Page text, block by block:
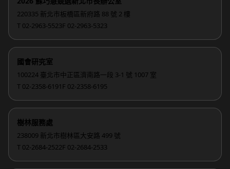
220335 新北市板橋區新府路 88 號 2 樓
T 02-2963-5523F 02-2963-5323
國會研究室
100224 臺北市中正區濟南路一段 3-1 號 1007 室
T 02-2358-6191 F 02-2358-6195
樹林服務處
238009 新北市樹林區大安路 499 號
T 02-2684-2522F 02-2684-2533